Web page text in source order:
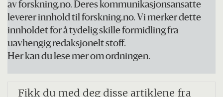
av forskning.no. Deres kommunikasjonsansatte
leverer innhold til forskning.no. Vi merker dette
innholdet for å tydelig skille formidling fra
uavhengig redaksjonelt stoff.
Her kan du lese mer om ordningen.
Fikk du med deg disse artiklene fra